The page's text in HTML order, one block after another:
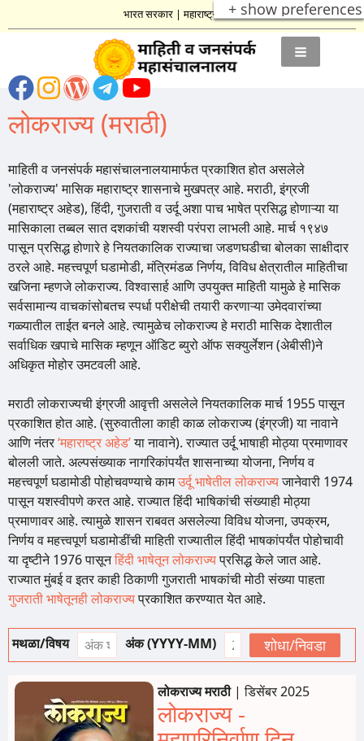
+ show preferences
भारत सरकार|महाराष्ट्र शासन
लोकराज्य (मराठी)
माहिती व जनसंपर्क महासंचालनालयामार्फत प्रकाशित होत असलेले
'लोकराज्य' मासिक महाराष्ट्र शासनाचे मुखपत्र आहे. मराठी, इंग्रजी
(महाराष्ट्र अहेड), हिंदी, गुजराती व उर्दू अशा पाच भाषेत प्रसिद्ध होणाऱ्या या
मासिकाला तब्बल सात दशकांची यशस्वी परंपरा लाभली आहे. मार्च १९४७
पासून प्रसिद्ध होणारे हे नियतकालिक राज्याचा जडणघडीचा बोलका साक्षीदार
ठरले आहे. महत्त्वपूर्ण घडामोडी, मंत्रिमंडळ निर्णय, विविध क्षेत्रातील माहितीचा
खजिना म्हणजे लोकराज्य. विश्वासार्ह आणि उपयुक्त माहिती यामुळे हे मासिक
सर्वसामान्य वाचकांसोबतच स्पर्धा परीक्षेची तयारी करणाऱ्या उमेदवारांच्या
गळ्यातील ताईत बनले आहे. त्यामुळेच लोकराज्य हे मराठी मासिक देशातील
सर्वाधिक खपाचे मासिक म्हणून ऑडिट ब्युरो ऑफ सक्युर्लेशन (अेबीसी)ने
अधिकृत मोहोर उमटवली आहे.
मराठी लोकराज्यची इंग्रजी आवृत्ती असलेले नियतकालिक मार्च 1955 पासून
प्रकाशित होत आहे. (सुरुवातीला काही काळ लोकराज्य (इंग्रजी) या नावाने
आणि नंतर‘महाराष्ट्र अहेड’या नावाने). राज्यात उर्दू भाषाही मोठ्या प्रमाणावर
बोलली जाते. अल्पसंख्याक नागरिकांपर्यंत शासनाच्या योजना, निर्णय व
महत्त्वपूर्ण घडामोडी पोहोचवण्याचे कामउर्दू भाषेतील लोकराज्यजानेवारी 1974
पासून यशस्वीपणे करत आहे. राज्यात हिंदी भाषिकांची संख्याही मोठ्या
प्रमाणावर आहे. त्यामुळे शासन राबवत असलेल्या विविध योजना, उपक्रम,
निर्णय व महत्त्वपूर्ण घडामोडींची माहिती राज्यातील हिंदी भाषकांपर्यंत पोहोचावी
या दृष्टीने 1976 पासूनहिंदी भाषेतून लोकराज्यप्रसिद्ध केले जात आहे.
राज्यात मुंबई व इतर काही ठिकाणी गुजराती भाषकांची मोठी संख्या पाहता
गुजराती भाषेतूनही लोकराज्यप्रकाशित करण्यात येत आहे.
मथळा/विषय अंक (YYYY-MM)
लोकराज्य मराठी|डिसेंबर 2025
लोकराज्य -